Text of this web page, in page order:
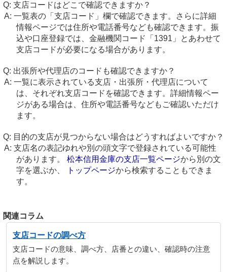
支店コードはどこで確認できますか？
一覧表の「支店コード」欄で確認できます。さらに詳細
情報ページでは住所や電話番号なども確認できます。振
込や口座登録では、金融機関コード「1391」とあわせて
支店コードが必要になる場合があります。
出張所や代理店のコードも確認できますか？
一覧に表示されている支店・出張所・代理店について
は、それぞれ支店コードを確認できます。詳細情報ペー
ジがある場合は、住所や電話番号などもご確認いただけ
ます。
目的の支店が見つからない場合はどうすればよいですか？
支店名の表記ゆれや別の頭文字で登録されている可能性
があります。 松本信用金庫の支店一覧ページから別の文
字を選ぶか、
トップページから検索することもできま
す。
関連コラム
支店コードの調べ方
支店コードの意味、調べ方、店番との違い、確認時の注意
点を解説します。